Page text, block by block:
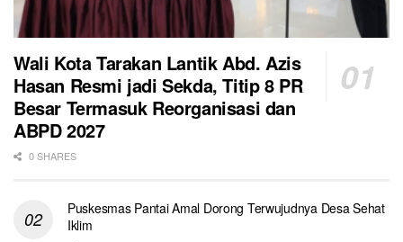
Wali Kota Tarakan Lantik Abd. Azis
Hasan Resmi jadi Sekda, Titip 8 PR
Besar Termasuk Reorganisasi dan
ABPD 2027
0 SHARES
Puskesmas Pantai Amal Dorong Terwujudnya Desa Sehat
Iklim